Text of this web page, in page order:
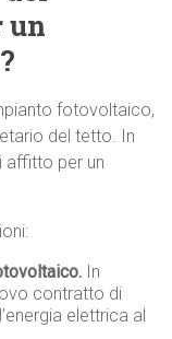
un
fotovoltaico,
del tetto. In
affitto per un
In
contratto di
elettrica al